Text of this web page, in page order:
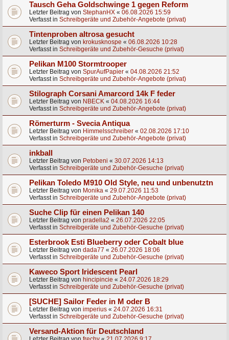
Tausch Geha Goldschwinge 1 gegen Reform
Letzter Beitrag von StephanHX « 06.08.2026 15:59
Verfasst in Schreibgeräte und Zubehör-Angebote (privat)
Tintenproben altrosa gesucht
Letzter Beitrag von krokusknospe « 06.08.2026 10:28
Verfasst in Schreibgeräte und Zubehör-Gesuche (privat)
Pelikan M100 Stormtrooper
Letzter Beitrag von SpurAufPapier « 04.08.2026 21:52
Verfasst in Schreibgeräte und Zubehör-Angebote (privat)
Stilograph Corsani Amarcord 14k F feder
Letzter Beitrag von NBECK « 04.08.2026 16:44
Verfasst in Schreibgeräte und Zubehör-Angebote (privat)
Römerturm - Svecia Antiqua
Letzter Beitrag von Himmelsschreiber « 02.08.2026 17:10
Verfasst in Schreibgeräte und Zubehör-Angebote (privat)
inkball
Letzter Beitrag von Petobeni « 30.07.2026 14:13
Verfasst in Schreibgeräte und Zubehör-Gesuche (privat)
Pelikan Toledo M910 Old Style, neu und unbenutztn
Letzter Beitrag von Monika « 29.07.2026 11:53
Verfasst in Schreibgeräte und Zubehör-Angebote (privat)
Suche Clip für einen Pelikan 140
Letzter Beitrag von pradella2 « 26.07.2026 22:05
Verfasst in Schreibgeräte und Zubehör-Gesuche (privat)
Esterbrook Esti Blueberry oder Cobalt blue
Letzter Beitrag von dada77 « 26.07.2026 18:06
Verfasst in Schreibgeräte und Zubehör-Gesuche (privat)
Kaweco Sport Iridescent Pearl
Letzter Beitrag von hincipincie « 24.07.2026 18:29
Verfasst in Schreibgeräte und Zubehör-Gesuche (privat)
[SUCHE] Sailor Feder in M oder B
Letzter Beitrag von imperius « 24.07.2026 16:31
Verfasst in Schreibgeräte und Zubehör-Gesuche (privat)
Versand-Aktion für Deutschland